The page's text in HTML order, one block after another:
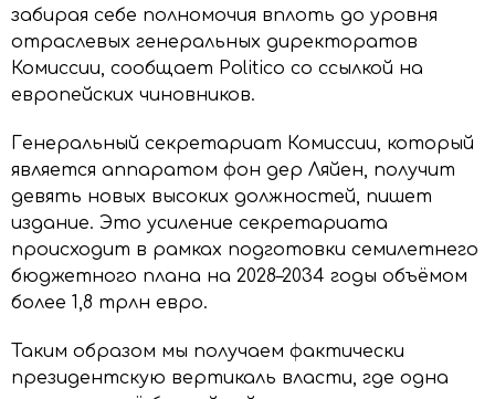
забирая себе полномочия вплоть до уровня
отраслевых генеральных директоратов
Комиссии, сообщает Politico со ссылкой на
европейских чиновников.
Генеральный секретариат Комиссии, который
является аппаратом фон дер Ляйен, получит
девять новых высоких должностей, пишет
издание. Это усиление секретариата
происходит в рамках подготовки семилетнего
бюджетного плана на 2028–2034 годы объёмом
более 1,8 трлн евро.
Таким образом мы получаем фактически
президентскую вертикаль власти, где одна